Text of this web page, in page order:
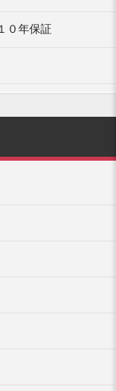
０年保証